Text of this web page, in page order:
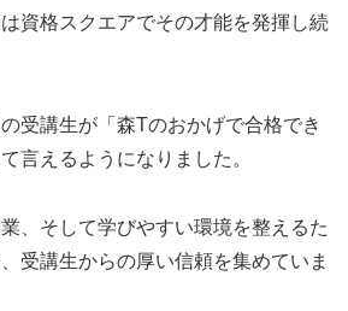
資格スクエアでその才能を発揮し続
受講生が「森Tのおかげで合格でき
言えるようになりました。
、そして学びやすい環境を整えるた
受講生からの厚い信頼を集めていま